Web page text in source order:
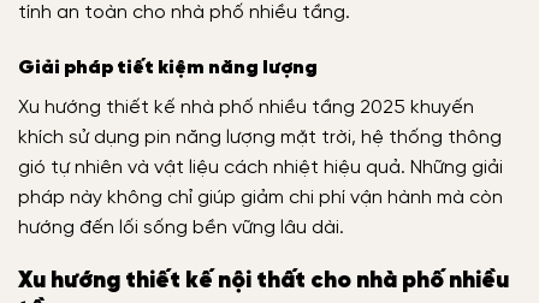
tính an toàn cho nhà phố nhiều tầng.
Giải pháp tiết kiệm năng lượng
Xu hướng thiết kế nhà phố nhiều tầng 2025 khuyến
khích sử dụng pin năng lượng mặt trời, hệ thống thông
gió tự nhiên và vật liệu cách nhiệt hiệu quả. Những giải
pháp này không chỉ giúp giảm chi phí vận hành mà còn
hướng đến lối sống bền vững lâu dài.
Xu hướng thiết kế nội thất cho nhà phố nhiều